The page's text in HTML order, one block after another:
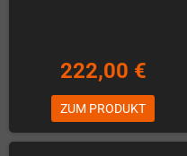
222,00 €
ZUM PRODUKT